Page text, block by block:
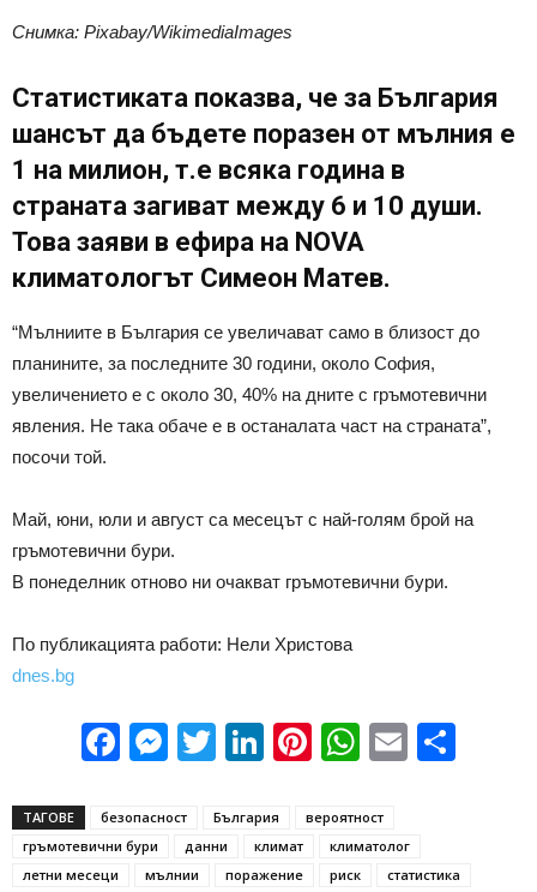
Снимка: Pixabay/WikimediaImages
Статистиката показва, че за България
шансът да бъдете поразен от мълния е
1 на милион, т.е всяка година в
страната загиват между 6 и 10 души.
Това заяви в ефира на NOVA
климатологът Симеон Матев.
“Мълниите в България се увеличават само в близост до
планините, за последните 30 години, около София,
увеличението е с около 30, 40% на дните с гръмотевични
явления. Не така обаче е в останалата част на страната”,
посочи той.
Май, юни, юли и август са месецът с най-голям брой на
гръмотевични бури.
В понеделник отново ни очакват гръмотевични бури.
По публикацията работи: Нели Христова
dnes.bg
Facebook
Messenger
Twitter
LinkedIn
Pinterest
WhatsApp
Email
ТАГОВЕ безопасност България
вероятност
гръмотевични бури
данни климат
климатолог
летни месеци
мълнии поражение риск
статистика